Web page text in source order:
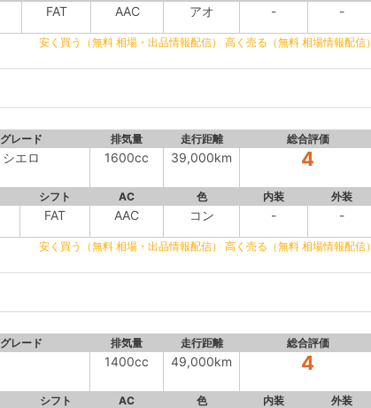
FAT AAC アオ - -
安く買う（無料 相場・出品情報配信） 高く売る（無料 相場情報配信）
グレード 排気量 走行距離 総合評価
シエロ 1600cc 39,000km 4
シフト AC 色 内装 外装
FAT AAC コン - -
安く買う（無料 相場・出品情報配信） 高く売る（無料 相場情報配信）
グレード 排気量 走行距離 総合評価
1400cc 49,000km 4
シフト AC 色 内装 外装